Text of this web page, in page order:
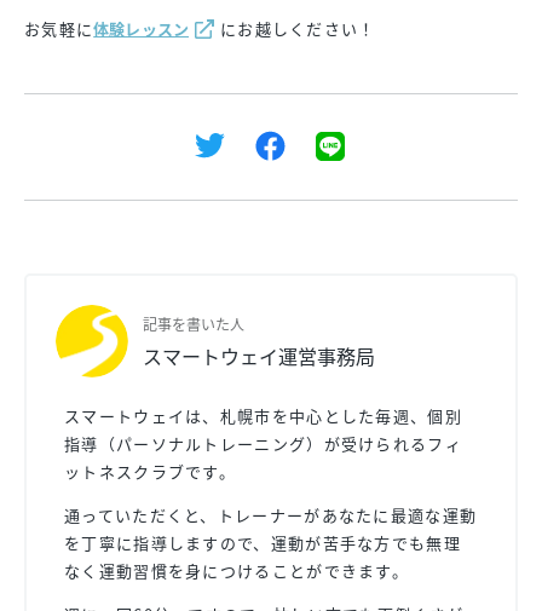
お気軽に体験レッスン にお越しください！
記事を書いた人
スマートウェイ運営事務局
スマートウェイは、札幌市を中心とした毎週、個別
指導（パーソナルトレーニング）が受けられるフィ
ットネスクラブです。
通っていただくと、トレーナーがあなたに最適な運動
を丁寧に指導しますので、運動が苦手な方でも無理
なく運動習慣を身につけることができます。